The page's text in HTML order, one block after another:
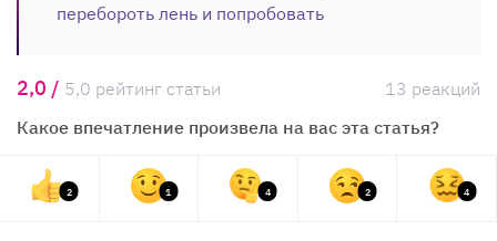
перебороть лень и попробовать
2,0 / 5,0 рейтинг статьи
13 реакций
Какое впечатление произвела на вас эта статья?
2 1 4 2 4